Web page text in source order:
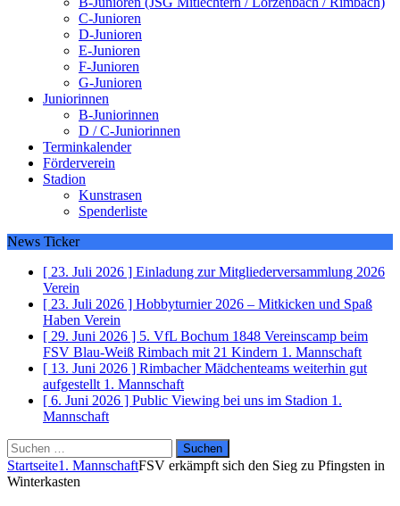
C-Junioren
D-Junioren
E-Junioren
F-Junioren
G-Junioren
Juniorinnen
B-Juniorinnen
D / C-Juniorinnen
Terminkalender
Förderverein
Stadion
Kunstrasen
Spenderliste
News Ticker
[ 23. Juli 2026 ] Einladung zur Mitgliederversammlung 2026
Verein
[ 23. Juli 2026 ] Hobbyturnier 2026 – Mitkicken und Spaß
Haben Verein
[ 29. Juni 2026 ] 5. VfL Bochum 1848 Vereinscamp beim
FSV Blau-Weiß Rimbach mit 21 Kindern 1. Mannschaft
[ 13. Juni 2026 ] Rimbacher Mädchenteams weiterhin gut
aufgestellt 1. Mannschaft
[ 6. Juni 2026 ] Public Viewing bei uns im Stadion 1.
Mannschaft
Suchen
nach:
Startseite1. MannschaftFSV erkämpft sich den Sieg zu Pfingsten in
Winterkasten